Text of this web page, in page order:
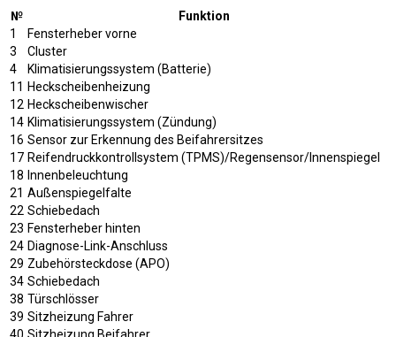
№
Funktion
1
Fensterheber vorne
3
Cluster
4
Klimatisierungssystem (Batterie)
11 Heckscheibenheizung
12 Heckscheibenwischer
14 Klimatisierungssystem (Zündung)
16 Sensor zur Erkennung des Beifahrersitzes
17 Reifendruckkontrollsystem (TPMS)/Regensensor/Innenspiegel
18 Innenbeleuchtung
21 Außenspiegelfalte
22 Schiebedach
23 Fensterheber hinten
24 Diagnose-Link-Anschluss
29 Zubehörsteckdose (APO)
34 Schiebedach
38 Türschlösser
39 Sitzheizung Fahrer